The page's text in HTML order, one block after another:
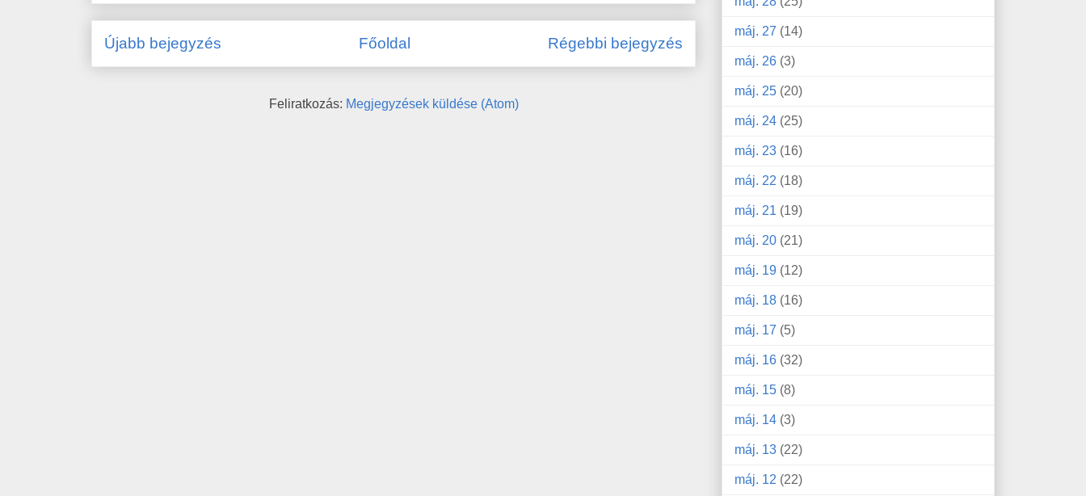
Újabb bejegyzés Régebbi bejegyzés
Főoldal
Feliratkozás: Megjegyzések küldése (Atom)
máj. 27 (14)
máj. 26 (3)
máj. 25 (20)
máj. 24 (25)
máj. 23 (16)
máj. 22 (18)
máj. 21 (19)
máj. 20 (21)
máj. 19 (12)
máj. 18 (16)
máj. 17 (5)
máj. 16 (32)
máj. 15 (8)
máj. 14 (3)
máj. 13 (22)
máj. 12 (22)